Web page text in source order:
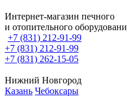
Интернет-магазин печного
и отопительного
+7 (831) 212-91-99
+7 (831) 212-91-99
+7 (831) 262-15-05
Нижний Новгород
Казань Чебоксары